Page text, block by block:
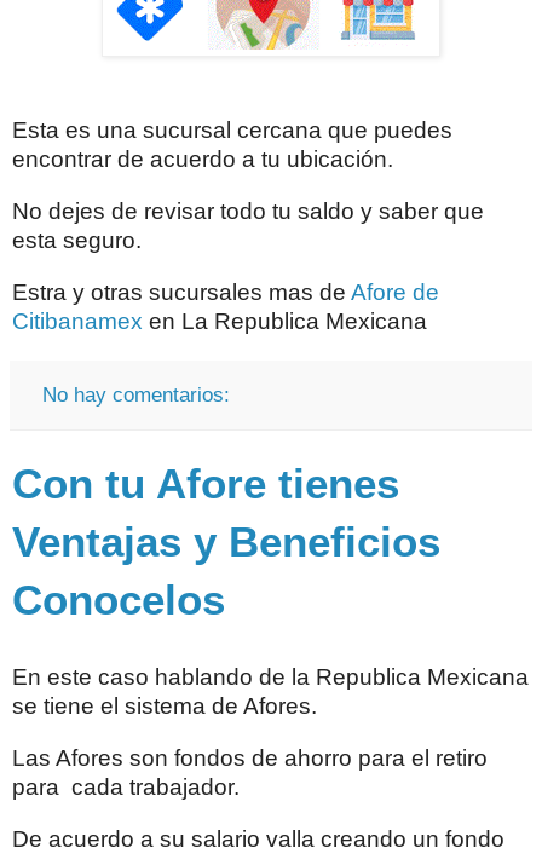
Esta es una sucursal cercana que puedes
encontrar de acuerdo a tu ubicación.
No dejes de revisar todo tu saldo y saber que
esta seguro.
Estra y otras sucursales mas de Afore de
Citibanamex en La Republica Mexicana
No hay comentarios:
Con tu Afore tienes
Ventajas y Beneficios
Conocelos
En este caso hablando de la Republica Mexicana
se tiene el sistema de Afores.
Las Afores son fondos de ahorro para el retiro
para cada trabajador.
De acuerdo a su salario valla creando un fondo